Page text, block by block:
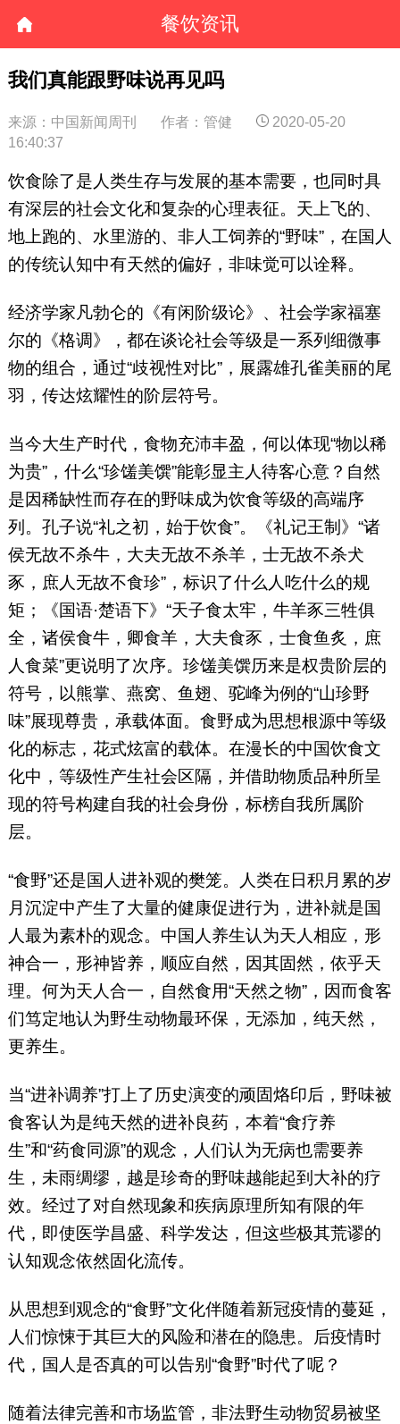
餐饮资讯
我们真能跟野味说再见吗
来源：中国新闻周刊 作者：管健
2020-05-20
16:40:37
饮食除了是人类生存与发展的基本需要，也同时具
有深层的社会文化和复杂的心理表征。天上飞的、
地上跑的、水里游的、非人工饲养的“野味”，在国人
的传统认知中有天然的偏好，非味觉可以诠释。
经济学家凡勃仑的《有闲阶级论》、社会学家福塞
尔的《格调》，都在谈论社会等级是一系列细微事
物的组合，通过“歧视性对比”，展露雄孔雀美丽的尾
羽，传达炫耀性的阶层符号。
当今大生产时代，食物充沛丰盈，何以体现“物以稀
为贵”，什么“珍馐美馔”能彰显主人待客心意？自然
是因稀缺性而存在的野味成为饮食等级的高端序
列。孔子说“礼之初，始于饮食”。《礼记王制》“诸
侯无故不杀牛，大夫无故不杀羊，士无故不杀犬
豕，庶人无故不食珍”，标识了什么人吃什么的规
矩；《国语·楚语下》“天子食太牢，牛羊豕三牲俱
全，诸侯食牛，卿食羊，大夫食豕，士食鱼炙，庶
人食菜”更说明了次序。珍馐美馔历来是权贵阶层的
符号，以熊掌、燕窝、鱼翅、驼峰为例的“山珍野
味”展现尊贵，承载体面。食野成为思想根源中等级
化的标志，花式炫富的载体。在漫长的中国饮食文
化中，等级性产生社会区隔，并借助物质品种所呈
现的符号构建自我的社会身份，标榜自我所属阶
层。
“食野”还是国人进补观的樊笼。人类在日积月累的岁
月沉淀中产生了大量的健康促进行为，进补就是国
人最为素朴的观念。中国人养生认为天人相应，形
神合一，形神皆养，顺应自然，因其固然，依乎天
理。何为天人合一，自然食用“天然之物”，因而食客
们笃定地认为野生动物最环保，无添加，纯天然，
更养生。
当“进补调养”打上了历史演变的顽固烙印后，野味被
食客认为是纯天然的进补良药，本着“食疗养
生”和“药食同源”的观念，人们认为无病也需要养
生，未雨绸缪，越是珍奇的野味越能起到大补的疗
效。经过了对自然现象和疾病原理所知有限的年
代，即使医学昌盛、科学发达，但这些极其荒谬的
认知观念依然固化流传。
从思想到观念的“食野”文化伴随着新冠疫情的蔓延，
人们惊悚于其巨大的风险和潜在的隐患。后疫情时
代，国人是否真的可以告别“食野”时代了呢？
随着法律完善和市场监管，非法野生动物贸易被坚